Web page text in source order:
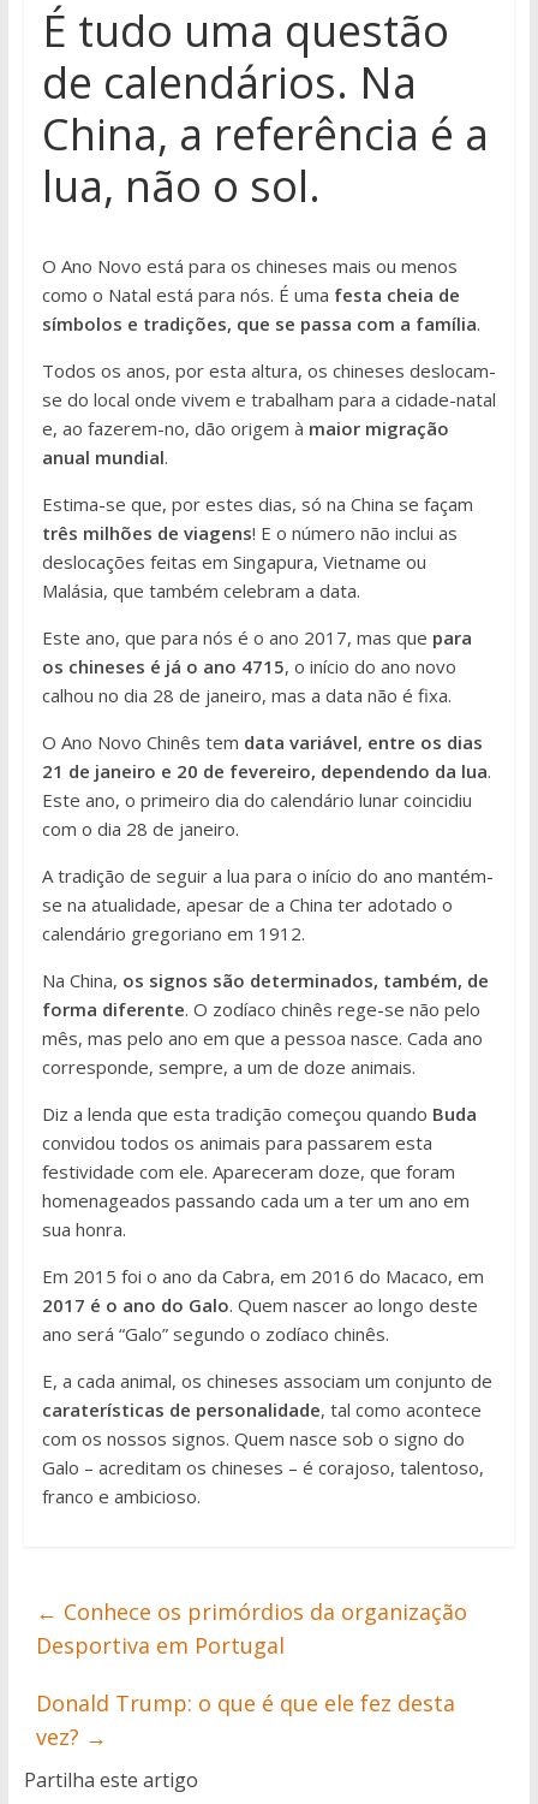
É tudo uma questão
de calendários. Na
China, a referência é a
lua, não o sol.
O Ano Novo está para os chineses mais ou menos
como o Natal está para nós. É uma festa cheia de
símbolos e tradições, que se passa com a família.
Todos os anos, por esta altura, os chineses deslocam-
se do local onde vivem e trabalham para a cidade-natal
e, ao fazerem-no, dão origem à maior migração
anual mundial.
Estima-se que, por estes dias, só na China se façam
três milhões de viagens! E o número não inclui as
deslocações feitas em Singapura, Vietname ou
Malásia, que também celebram a data.
Este ano, que para nós é o ano 2017, mas que para
os chineses é já o ano 4715, o início do ano novo
calhou no dia 28 de janeiro, mas a data não é fixa.
O Ano Novo Chinês tem data variável, entre os dias
21 de janeiro e 20 de fevereiro, dependendo da lua.
Este ano, o primeiro dia do calendário lunar coincidiu
com o dia 28 de janeiro.
A tradição de seguir a lua para o início do ano mantém-
se na atualidade, apesar de a China ter adotado o
calendário gregoriano em 1912.
Na China, os signos são determinados, também, de
forma diferente. O zodíaco chinês rege-se não pelo
mês, mas pelo ano em que a pessoa nasce. Cada ano
corresponde, sempre, a um de doze animais.
Diz a lenda que esta tradição começou quando Buda
convidou todos os animais para passarem esta
festividade com ele. Apareceram doze, que foram
homenageados passando cada um a ter um ano em
sua honra.
Em 2015 foi o ano da Cabra, em 2016 do Macaco, em
2017 é o ano do Galo. Quem nascer ao longo deste
ano será “Galo” segundo o zodíaco chinês.
E, a cada animal, os chineses associam um conjunto de
caraterísticas de personalidade, tal como acontece
com os nossos signos. Quem nasce sob o signo do
Galo – acreditam os chineses – é corajoso, talentoso,
franco e ambicioso.
← Conhece os primórdios da organização
Desportiva em Portugal
Donald Trump: o que é que ele fez desta
vez? →
Partilha este artigo